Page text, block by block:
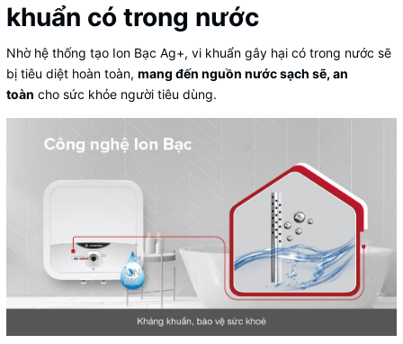
khuẩn có trong nước
Nhờ hệ thống tạo Ion Bạc Ag+, vi khuẩn gây hại có trong nước sẽ
bị tiêu diệt hoàn toàn, mang đến nguồn nước sạch sẽ, an
toàn cho sức khỏe người tiêu dùng.